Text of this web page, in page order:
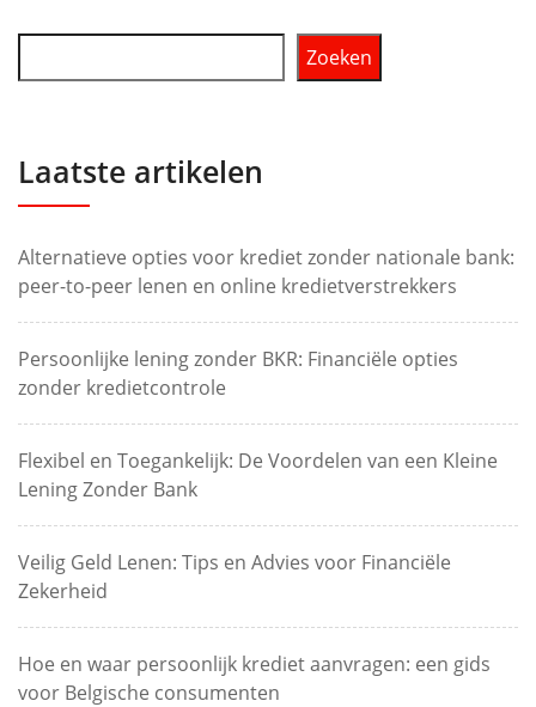
Zoeken
Laatste artikelen
Alternatieve opties voor krediet zonder nationale bank:
peer-to-peer lenen en online kredietverstrekkers
Persoonlijke lening zonder BKR: Financiële opties
zonder kredietcontrole
Flexibel en Toegankelijk: De Voordelen van een Kleine
Lening Zonder Bank
Veilig Geld Lenen: Tips en Advies voor Financiële
Zekerheid
Hoe en waar persoonlijk krediet aanvragen: een gids
voor Belgische consumenten